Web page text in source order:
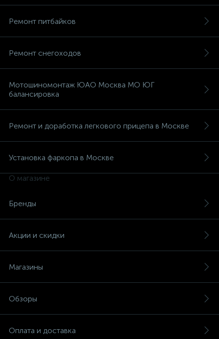
Ремонт питбайков
Ремонт снегоходов
Мотошиномонтаж ЮАО Москва МО ЮГ
балансировка
Ремонт и доработка легкового прицепа в Москве
Установка фаркопа в Москве
О магазине
Бренды
Акции и скидки
Магазины
Обзоры
Оплата и доставка